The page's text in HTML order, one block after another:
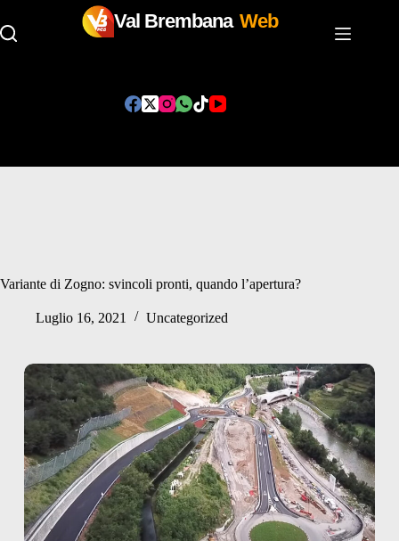
Val Brembana Web
Variante di Zogno: svincoli pronti, quando l’apertura?
Luglio 16, 2021 Uncategorized